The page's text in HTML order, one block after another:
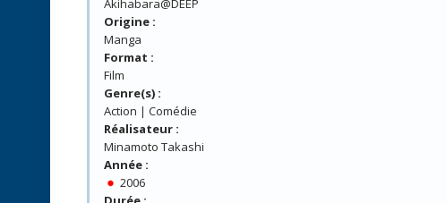
Origine :
Manga
Format :
Film
Genre(s) :
Action | Comédie
Réalisateur :
Minamoto Takashi
Année :
2006